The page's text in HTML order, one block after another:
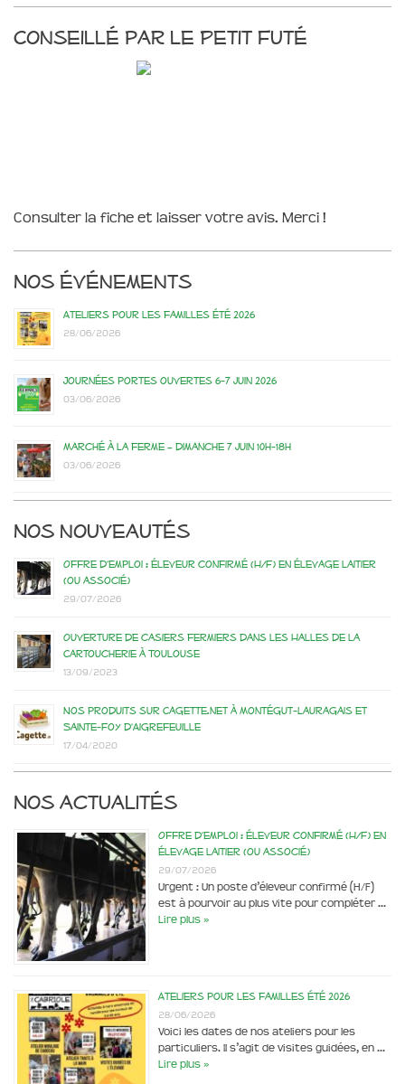
Conseillé par le Petit Futé
Consulter la fiche et laisser votre avis. Merci !
Nos événements
Ateliers pour les familles été 2026
28/06/2026
Journées portes ouvertes 6-7 juin 2026
03/06/2026
Marché à la ferme – dimanche 7 juin 10h-18h
03/06/2026
Nos nouveautés
Offre d’emploi : éleveur confirmé (H/F) en élevage laitier
(ou associé)
29/07/2026
Ouverture de casiers fermiers dans les Halles de la
Cartoucherie à Toulouse
13/09/2023
Nos produits sur Cagette.net à Montégut-Lauragais et
Sainte-Foy d’Aigrefeuille
17/04/2020
Nos actualités
Offre d’emploi : éleveur confirmé (H/F) en
élevage laitier (ou associé)
29/07/2026
Urgent : Un poste d’éleveur confirmé (H/F)
est à pourvoir au plus vite pour compléter …
Lire plus »
Ateliers pour les familles été 2026
28/06/2026
Voici les dates de nos ateliers pour les
particuliers. Il s’agit de visites guidées, en …
Lire plus »